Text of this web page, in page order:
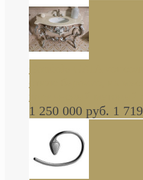
стиле барокко, из
коричневый матовый
1 250 000 руб. 1